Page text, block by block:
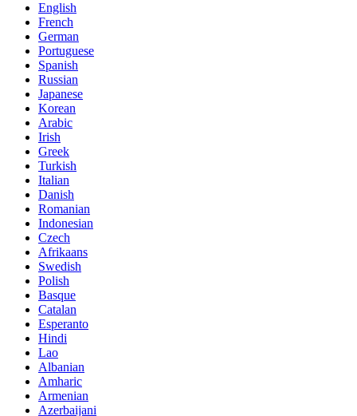
English
French
German
Portuguese
Spanish
Russian
Japanese
Korean
Arabic
Irish
Greek
Turkish
Italian
Danish
Romanian
Indonesian
Czech
Afrikaans
Swedish
Polish
Basque
Catalan
Esperanto
Hindi
Lao
Albanian
Amharic
Armenian
Azerbaijani